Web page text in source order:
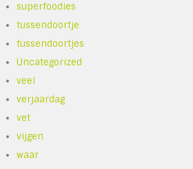
superfoodies
tussendoortje
tussendoortjes
Uncategorized
veel
verjaardag
vet
vijgen
waar